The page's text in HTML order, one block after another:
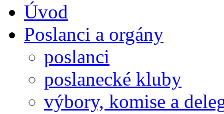
Úvod
Poslanci a orgány
poslanci
poslanecké kluby
výbory, komise a